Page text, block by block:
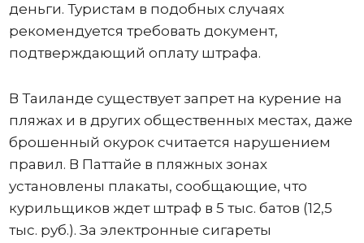
деньги. Туристам в подобных случаях
рекомендуется требовать документ,
подтверждающий оплату штрафа.
В Таиланде существует запрет на курение на
пляжах и в других общественных местах, даже
брошенный окурок считается нарушением
правил. В Паттайе в пляжных зонах
установлены плакаты, сообщающие, что
курильщиков ждет штраф в 5 тыс. батов (12,5
тыс. руб.). За электронные сигареты